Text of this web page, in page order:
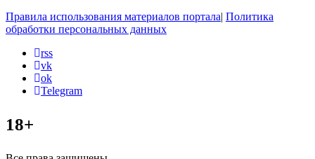
Правила использования материалов портала| Политика
обработки персональных данных
rss
vk
ok
Telegram
18+